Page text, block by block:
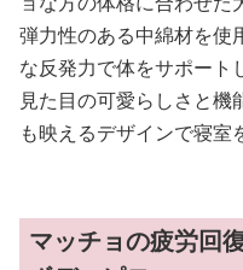
弾力性のある中綿材を使
な反発力で体をサポート
見た目の可愛らしさと機
も映えるデザインで寝室
マッチョの疲労回